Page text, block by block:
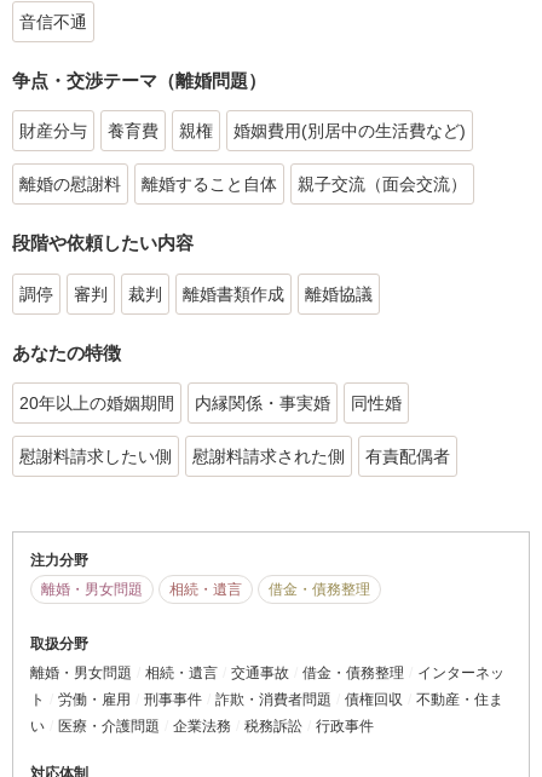
音信不通
争点・交渉テーマ（離婚問題）
財産分与 養育費 親権 婚姻費用(別居中の生活費など)
離婚の慰謝料 離婚すること自体 親子交流（面会交流）
段階や依頼したい内容
調停 審判 裁判 離婚書類作成 離婚協議
あなたの特徴
20年以上の婚姻期間 内縁関係・事実婚 同性婚
慰謝料請求したい側 慰謝料請求された側 有責配偶者
注力分野
離婚・男女問題
相続・遺言 借金・債務整理
取扱分野
離婚・男女問題
相続・遺言 交通事故 借金・債務整理
インターネッ
ト
労働・雇用 刑事事件 詐欺・消費者問題 債権回収
不動産・住ま
い
医療・介護問題 企業法務 税務訴訟 行政事件
対応体制